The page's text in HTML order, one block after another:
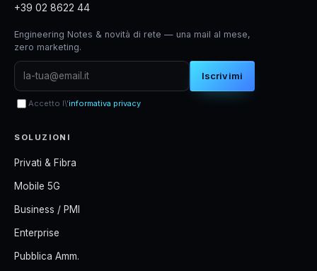
+39 02 8622 44
Engineering Notes & novità di rete — una mail al mese,
zero marketing.
Iscrivimi
Accetto l\'informativa privacy
SOLUZIONI
Privati & Fibra
Mobile 5G
Business / PMI
Enterprise
Pubblica Amm.